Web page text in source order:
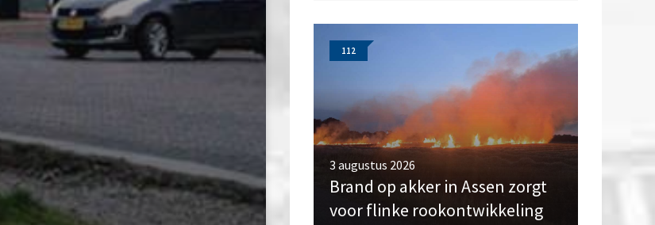
112
3 augustus 2026
Brand op akker in Assen zorgt
voor flinke rookontwikkeling